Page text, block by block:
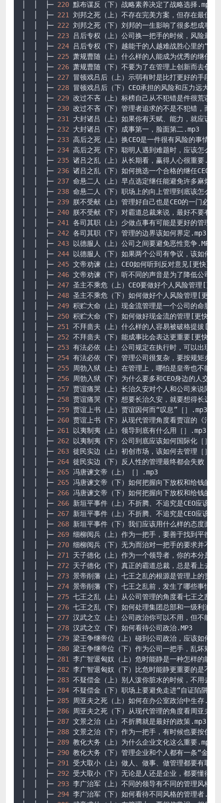
│  │  ├─ 220 黥布谋反（下）战略素养决定了战略选择.mp3
│  │  ├─ 221
刘邦之死（上）不存在完美方案，但存在最佳方
│  │  ├─ 222 刘邦之死（下）刘邦的一生影响了很多想成事的
│  │  ├─ 223 吕后专权（上）公司换一把手的时候，风险最大
│  │  ├─ 224 吕后专权（下）越能干的人越难战胜心里的“大
│  │  ├─ 225 萧规曹随（上）什么样的人能成为优秀的继任者
│  │  ├─ 226 萧规曹随（下）不要为了在管理上创新而去创新
│  │  ├─ 227 冒顿戏吕后（上）示弱有时是比打更好的手段
│  │  ├─ 228 冒顿戏吕后（下）CEO承担的风险和压力远大于
│  │  ├─ 229 改过不吝（上）标榜自己从不犯错是件很荒谬的
│  │  ├─ 230 改过不吝（下）管理者追求的不是不犯错，而是
│  │  ├─ 231
大封诸吕（上）如果你有天赋、能力，就应该顺
│  │  ├─ 232 大封诸吕（下）成事第一，脸面第二.mp3
│  │  ├─ 233 高后之死（上）换CEO是一件很有风险的事情
│  │  ├─ 234 高后之死（下）聪明人遇到难题时，应该怎么办
│  │  ├─ 235 诸吕之乱（上）从长期看，赢得人心很重要.mp3
│  │  ├─ 236 诸吕之乱（下）如何挑选一个合格的继任
│  │  ├─ 237 命悬二人（上）早点选定继任能避免许多麻烦
│  │  ├─ 238 命悬二人（下）职场上的向上管理到底该怎么做
│  │  ├─ 239 朕不受献（上）管理好自己也是CEO的一门必修
│  │  ├─ 240 朕不受献（下）对霸道总裁来说，最好不要有爱
│  │  ├─ 241
各司其职（上）少做点事有可能是更好的管理方
│  │  ├─ 242 各司其职（下）管理的边界该如何界定.mp3
│  │  ├─ 243 以德服人（上）公司之间要避免恶性竞争.MP3
│  │  ├─ 244 以德服人（下）如果两个公司有争议，该如何解
│  │  ├─ 245 文帝劝谏（上）CEO如何听到反对意见[更快更
│  │  ├─ 246 文帝劝谏（下）听不同的声音是为了降低公司
│  │  ├─ 247 圣主不乘危（上）CEO要做好个人风险管理[更
│  │  ├─ 248 圣主不乘危（下）如何做好个人风险管理[更快
│  │  ├─ 249 积贮大命（上）现金流管理是一个公司的命脉[
│  │  ├─ 250 积贮大命（下）如何做好现金流的管理[更快更
│  │  ├─ 251
不拜啬夫（上）什么样的人容易被破格提拔[更
│  │  ├─ 252 不拜啬夫（下）能成事比会表达更重要[更快更
│  │  ├─ 253 有法必依（上）公司规定在执行时，可以出现特
│  │  ├─ 254 有法必依（下）管理公司很复杂，要按规矩办事
│  │  ├─ 255 周勃入狱（上）在管理上，哪怕是皇帝也不能为
│  │  ├─ 256 周勃入狱（下）为什么要多和CEO身边的人交朋
│  │  ├─ 257 贾谊痛哭（上）长治久安对个人和公司来说同样
│  │  ├─ 258 贾谊痛哭（下）想要长治久安，就要想得长远
│  │  ├─ 259 贾谊上书（上）贾谊因何而“叹息”［］.mp3
│  │  ├─ 260 贾谊上书（下）从现代管理角度看贾谊的《治安
│  │  ├─ 261
以夷制夷（上）领导到底有什么用［］.mp3
│  │  ├─ 262 以夷制夷（下）公司到底应该如何国际化［］
│  │  ├─ 263 徙民实边（上）初创市场，该如何去管理［］
│  │  ├─ 264 徙民实边（下）反人性的管理最终都会失败［］
│  │  ├─ 265 冯唐谏文帝（上）［］.mp3
│  │  ├─ 265 冯唐谏文帝（下）如何把握向下放权和给钱的尺
│  │  ├─ 266 冯唐谏文帝（下）如何把握向下放权和给钱的尺
│  │  ├─ 266 新垣平事件（上）不折腾、不追究是CEO应该具
│  │  ├─ 267 新垣平事件（上）不折腾、不追究是CEO应该具
│  │  ├─ 268 新垣平事件（下）我们应该用什么样的态度面对
│  │  ├─ 269 细柳阅兵（上）作为一把手，要善于找到平衡点
│  │  ├─ 270 细柳阅兵（下）无为而治对一把手的要求并不低
│  │  ├─ 271
天子德化（上）作为一个领导者，你的本分是什
│  │  ├─ 272 天子德化（下）真正的霸道总裁，总是看上去很
│  │  ├─ 273 景帝削藩（上）七王之乱的根源是管理上的责
│  │  ├─ 274 景帝削藩（下）七王之乱前，发生了哪些事情［
│  │  ├─ 275 七王之乱（上）从公司管理的角度看七王之乱的
│  │  ├─ 276 七王之乱（下）如何处理集团总部和一级利润中
│  │  ├─ 277 汉武之立（上）公司政治你可以不用，但不能不
│  │  ├─ 278 汉武之立（下）如何看待公司政治.MP3
│  │  ├─ 279 梁王争继帝位（上）碰到公司政治，应该如何处
│  │  ├─ 280 梁王争继帝位（下）作为公司一把手，乱坏规矩
│  │  ├─ 281
李广智退匈奴（上）危时能静是一种怎样的能力
│  │  ├─ 282 李广智退匈奴（下）比危时能静更重要的是不涉
│  │  ├─ 283 不疑偿金（上）别人泼你脏水的时候，不用去细
│  │  ├─ 284 不疑偿金（下）职场上要避免走进“自证陷阱
│  │  ├─ 285 周亚夫之死（上）如何在办公室政治中生存.mp3
│  │  ├─ 286 周亚夫之死（下）从现代管理的角度看周亚夫之
│  │  ├─ 287 文景之治（上）不折腾就是最好的政策.mp3
│  │  ├─ 288 文景之治（下）作为一把手，有时候也要按住自
│  │  ├─ 289 教化大务（上）为什么企业文化这么重要.mp3
│  │  ├─ 290 教化大务（下）管理企业和个人都有一条“金线
│  │  ├─ 291
受大取小（上）做人、做事、做管理都要有取舍
│  │  ├─ 292 受大取小（下）无论是人还是企业，都要懂得知
│  │  ├─ 293 李广治军（上）不同的领导有不同的管理风格
│  │  ├─ 294 李广治军（下）如何看待不同风格的管理者.mp3